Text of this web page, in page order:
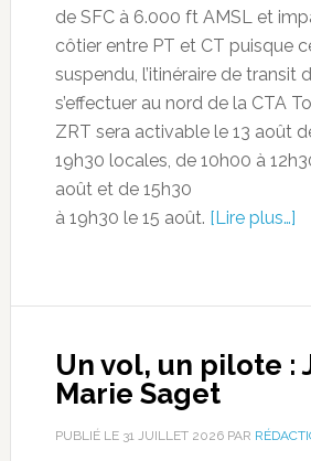
de SFC à 6.000 ft AMSL et
côtier entre PT et CT puisque
suspendu, l’itinéraire de transit
s’effectuer au nord de la CTA
ZRT sera activable le 13 août
19h30 locales, de 10h00 à
août et de 15h30
à 19h30 le 15 août. [Lire plus…]
Un vol, un pilote :
Marie Saget
PUBLIÉ LE 31 JUILLET 2026PAR